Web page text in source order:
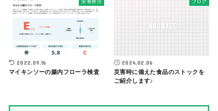
2022.09.16
マイキンソーの腸内フローラ検査
2024.02.06
災害時に備えた食品のストックを
ご紹介します♪